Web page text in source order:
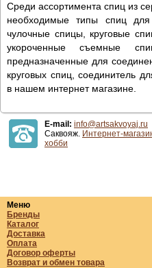
Среди ассортимента спиц из
необходимые типы спиц
чулочные спицы, круговые
укороченные съемные
предназначенные для
круговых спиц, соединитель
в нашем интернет магазине.
E-mail: info@artsakvoyaj.ru
Саквояж. Интернет-
хобби
Меню
Бренды
Каталог
Доставка
Оплата
Договор оферты
Возврат и обмен товара